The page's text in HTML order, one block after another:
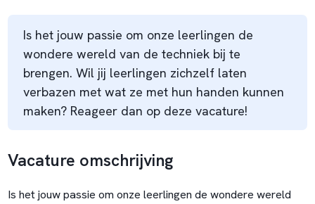
Is het jouw passie om onze leerlingen de
wondere wereld van de techniek bij te
brengen. Wil jij leerlingen zichzelf laten
verbazen met wat ze met hun handen kunnen
maken? Reageer dan op deze vacature!
Vacature omschrijving
Is het jouw passie om onze leerlingen de wondere wereld